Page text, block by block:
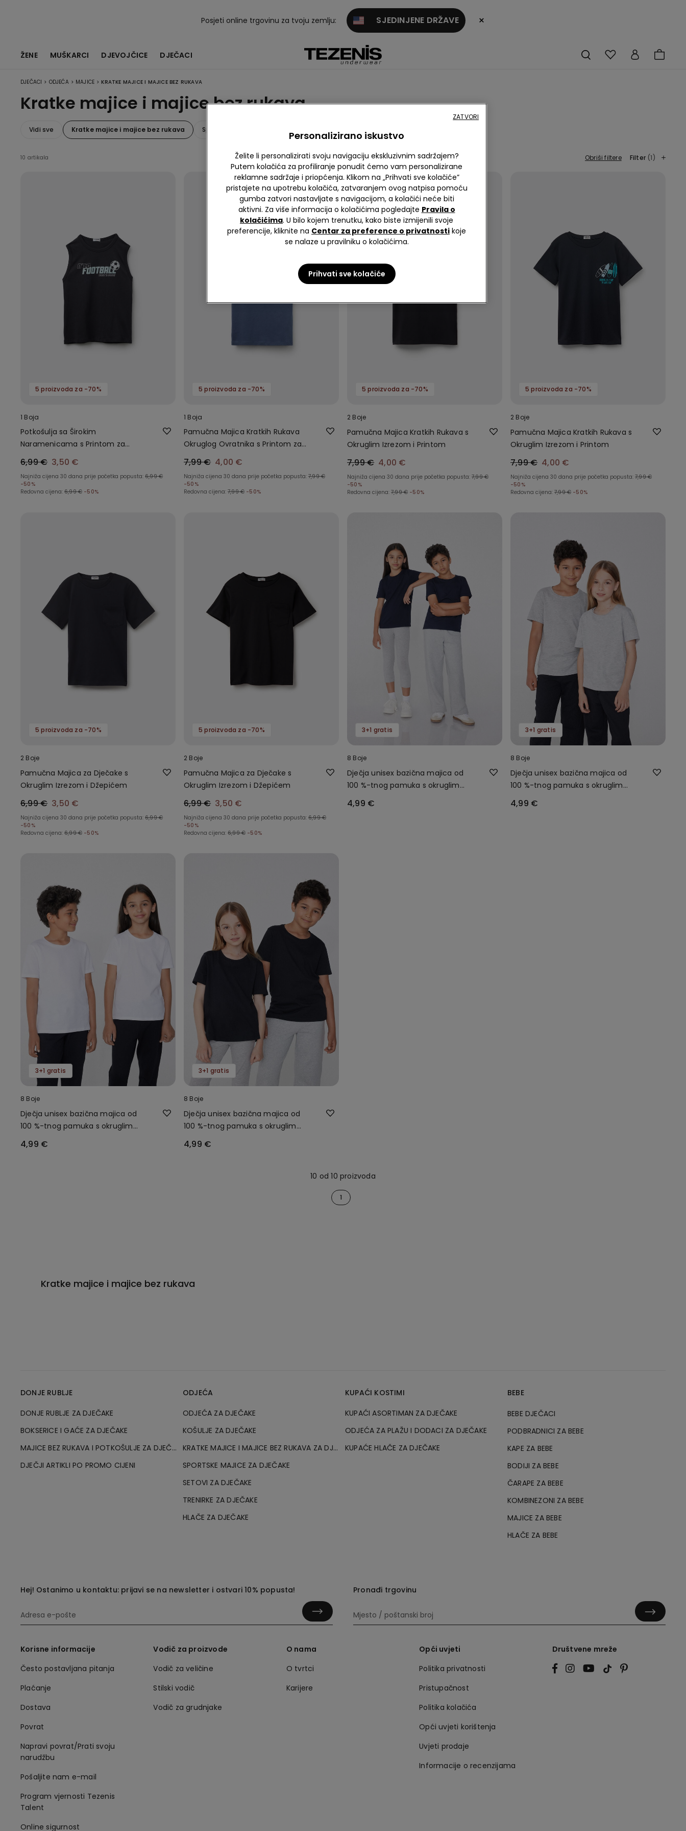
Posjeti online trgovinu za tvoju zemlju: SJEDINJENE DRŽAVE ×
ŽENE MUŠKARCI DJEVOJČICE DJEČACI
DJEČACI > ODJEĆA > MAJICE > KRATKE MAJICE I MAJICE BEZ RUKAVA
Kratke majice i majice bez rukava
Vidi sve Kratke majice i majice bez rukava Sportske majice
10 artikala Obriši filtere Filter (1)
5 proizvoda za -70%
1 Boja
Potkošulja sa Širokim
Naramenicama s Printom za
6,99 € 3,50 €
Najniža cijena 30 dana prije početka popusta: 6,99 €
-50%
Redovna cijena: 6,99 € -50%
5 proizvoda za -70%
1 Boja
Pamučna Majica Kratkih Rukava
Okruglog Ovratnika s Printom za
7,99 € 4,00 €
Najniža cijena 30 dana prije početka popusta: 7,99 €
-50%
Redovna cijena: 7,99 € -50%
5 proizvoda za -70%
2 Boje
Pamučna Majica Kratkih Rukava s
Okruglim Izrezom i Printom
7,99 € 4,00 €
Najniža cijena 30 dana prije početka popusta: 7,99 €
-50%
Redovna cijena: 7,99 € -50%
5 proizvoda za -70%
2 Boje
Pamučna Majica Kratkih Rukava s
Okruglim Izrezom i Printom
7,99 € 4,00 €
Najniža cijena 30 dana prije početka popusta: 7,99 €
-50%
Redovna cijena: 7,99 € -50%
5 proizvoda za -70%
2 Boje
Pamučna Majica za Dječake s
Okruglim Izrezom i Džepićem
6,99 € 3,50 €
Najniža cijena 30 dana prije početka popusta: 6,99 €
-50%
Redovna cijena: 6,99 € -50%
5 proizvoda za -70%
2 Boje
Pamučna Majica za Dječake s
Okruglim Izrezom i Džepićem
6,99 € 3,50 €
Najniža cijena 30 dana prije početka popusta: 6,99 €
-50%
Redovna cijena: 6,99 € -50%
3+1 gratis
8 Boje
Dječja unisex bazična majica od
100 %-tnog pamuka s okruglim
4,99 €
3+1 gratis
8 Boje
Dječja unisex bazična majica od
100 %-tnog pamuka s okruglim
4,99 €
3+1 gratis
8 Boje
Dječja unisex bazična majica od
100 %-tnog pamuka s okruglim
4,99 €
3+1 gratis
8 Boje
Dječja unisex bazična majica od
100 %-tnog pamuka s okruglim
4,99 €
10 od 10 proizvoda
1
Kratke majice i majice bez rukava
DONJE RUBLJE
DONJE RUBLJE ZA DJEČAKE
BOKSERICE I GAĆE ZA DJEČAKE
MAJICE BEZ RUKAVA I POTKOŠULJE ZA DJEČAKE
DJEČJI ARTIKLI PO PROMO CIJENI
ODJEĆA
ODJEĆA ZA DJEČAKE
KOŠULJE ZA DJEČAKE
KRATKE MAJICE I MAJICE BEZ RUKAVA ZA DJEČAKE
SPORTSKE MAJICE ZA DJEČAKE
SETOVI ZA DJEČAKE
TRENIRKE ZA DJEČAKE
HLAČE ZA DJEČAKE
KUPAĆI KOSTIMI
KUPAĆI ASORTIMAN ZA DJEČAKE
ODJEĆA ZA PLAŽU I DODACI ZA DJEČAKE
KUPAĆE HLAČE ZA DJEČAKE
BEBE
BEBE DJEČACI
PODBRADNICI ZA BEBE
KAPE ZA BEBE
BODIJI ZA BEBE
ČARAPE ZA BEBE
KOMBINEZONI ZA BEBE
MAJICE ZA BEBE
HLAČE ZA BEBE
Hej! Ostanimo u kontaktu: prijavi se na newsletter i ostvari 10% popusta! Pronađi trgovinu
Korisne informacije
Često postavljana pitanja
Plaćanje
Dostava
Povrat
Napravi povrat/Prati svoju
narudžbu
Pošaljite nam e-mail
Program vjernosti Tezenis
Talent
Online sigurnost
Vodič za proizvode
Vodič za veličine
Stilski vodič
Vodič za grudnjake
O nama
O tvrtci
Karijere
Opći uvjeti
Politika privatnosti
Pristupačnost
Politika kolačića
Opći uvjeti korištenja
Uvjeti prodaje
Informacije o recenzijama
Društvene mreže
Personalizirano iskustvo
Želite li personalizirati svoju navigaciju ekskluzivnim sadržajem?
Putem kolačića za profiliranje ponudit ćemo vam personalizirane
reklamne sadržaje i priopćenja. Klikom na „Prihvati sve kolačiće”
pristajete na upotrebu kolačića, zatvaranjem ovog natpisa pomoću
gumba zatvori nastavljate s navigacijom, a kolačići neće biti
aktivni. Za više informacija o kolačićima pogledajte Pravila o
kolačićima. U bilo kojem trenutku, kako biste izmijenili svoje
preferencije, kliknite na Centar za preference o privatnosti koje
se nalaze u pravilniku o kolačićima.
Prihvati sve kolačiće
ZATVORI